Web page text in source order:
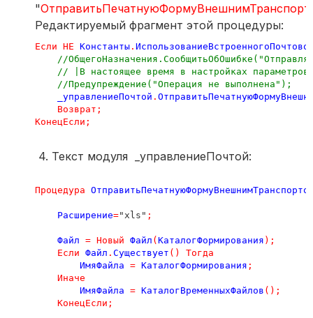
"
Редактируемый фрагмент этой процедуры:
Если НЕ Константы .
//
// |В настоящее время в настройках параметров
//Предупреждение("Операция не выполнена");
_управлениеПочтой .
Возврат ;
КонецЕсли ;
4. Текст модуля _управлениеПочтой:
Процедура
Расширение="xls" ;
Файл = Новый Файл ( КаталогФормирования );
Если Файл . Существует ()
Тогда
ИмяФайла = КаталогФормирования ;
Иначе
ИмяФайла = КаталогВременныхФайлов ();
КонецЕсли ;